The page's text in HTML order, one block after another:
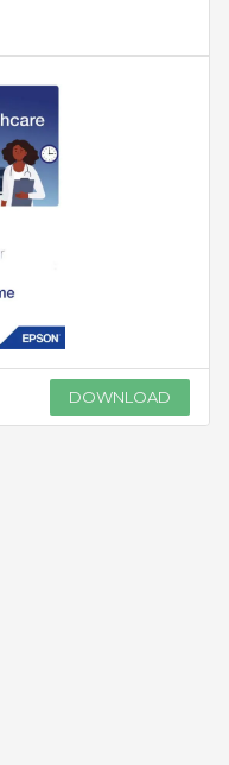
DOWNLOAD